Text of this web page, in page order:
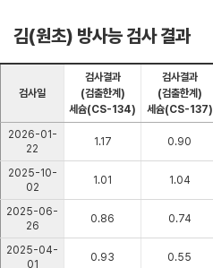
김(원초) 방사능 검사 결과
검사일
검사결과
(검출한계)
세슘(CS-134)
검사결과
(검출한계)
세슘(CS-137)
2026-01-
22
1.17 0.90
2025-10-
02
1.01 1.04
2025-06-
26
0.86 0.74
2025-04-
01
0.93 0.55